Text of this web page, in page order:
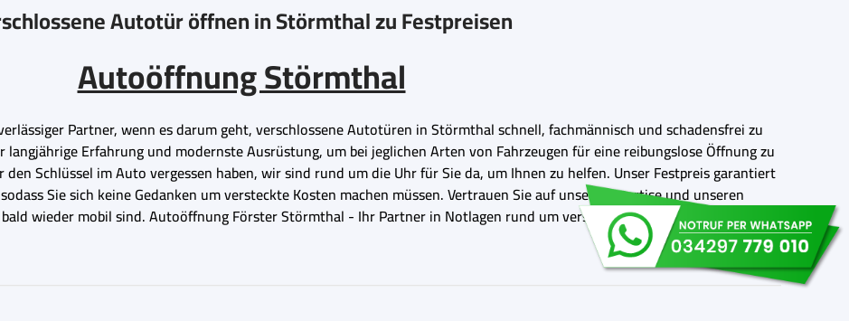
Autotür öffnen in Störmthal zu Festpreisen
Autoöffnung Störmthal
Partner, wenn es darum geht, verschlossene Autotüren in Störmthal schnell, fachmännisch und schadensfrei zu
Erfahrung und modernste Ausrüstung, um bei jeglichen Arten von Fahrzeugen für eine reibungslose Öffnung zu
den Schlüssel im Auto vergessen haben, wir sind rund um die Uhr für Sie da, um Ihnen zu helfen. Unser Festpreis garantiert
Sie sich keine Gedanken um versteckte Kosten machen müssen. Vertrauen Sie auf unsere Expertise und unseren
wieder mobil sind. Autoöffnung Förster Störmthal - Ihr Partner in Notlagen rund um verschlossene Autotüren.